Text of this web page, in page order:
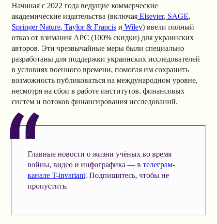
Начиная с 2022 года ведущие коммерческие
академические издательства (включая Elsevier, SAGE,
Springer Nature, Taylor & Francis и Wiley) ввели полный
отказ от взимания APC (100% скидки) для украинских
авторов. Эти чрезвычайные меры были специально
разработаны для поддержки украинских исследователей
в условиях военного времени, помогая им сохранить
возможность публиковаться на международном уровне,
несмотря на сбои в работе институтов, финансовых
систем и потоков финансирования исследований.
Главные новости о жизни учёных во время
войны, видео и инфографика — в телеграм-
канале T-invariant. Подпишитесь, чтобы не
пропустить.